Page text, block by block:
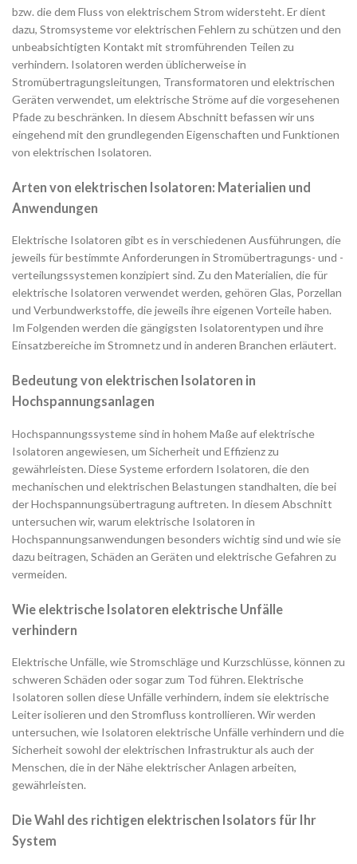
bzw. die dem Fluss von elektrischem Strom widersteht. Er dient
dazu, Stromsysteme vor elektrischen Fehlern zu schützen und den
unbeabsichtigten Kontakt mit stromführenden Teilen zu
verhindern. Isolatoren werden üblicherweise in
Stromübertragungsleitungen, Transformatoren und elektrischen
Geräten verwendet, um elektrische Ströme auf die vorgesehenen
Pfade zu beschränken. In diesem Abschnitt befassen wir uns
eingehend mit den grundlegenden Eigenschaften und Funktionen
von elektrischen Isolatoren.
Arten von elektrischen Isolatoren: Materialien und
Anwendungen
Elektrische Isolatoren gibt es in verschiedenen Ausführungen, die
jeweils für bestimmte Anforderungen in Stromübertragungs- und -
verteilungssystemen konzipiert sind. Zu den Materialien, die für
elektrische Isolatoren verwendet werden, gehören Glas, Porzellan
und Verbundwerkstoffe, die jeweils ihre eigenen Vorteile haben.
Im Folgenden werden die gängigsten Isolatorentypen und ihre
Einsatzbereiche im Stromnetz und in anderen Branchen erläutert.
Bedeutung von elektrischen Isolatoren in
Hochspannungsanlagen
Hochspannungssysteme sind in hohem Maße auf elektrische
Isolatoren angewiesen, um Sicherheit und Effizienz zu
gewährleisten. Diese Systeme erfordern Isolatoren, die den
mechanischen und elektrischen Belastungen standhalten, die bei
der Hochspannungsübertragung auftreten. In diesem Abschnitt
untersuchen wir, warum elektrische Isolatoren in
Hochspannungsanwendungen besonders wichtig sind und wie sie
dazu beitragen, Schäden an Geräten und elektrische Gefahren zu
vermeiden.
Wie elektrische Isolatoren elektrische Unfälle
verhindern
Elektrische Unfälle, wie Stromschläge und Kurzschlüsse, können zu
schweren Schäden oder sogar zum Tod führen. Elektrische
Isolatoren sollen diese Unfälle verhindern, indem sie elektrische
Leiter isolieren und den Stromfluss kontrollieren. Wir werden
untersuchen, wie Isolatoren elektrische Unfälle verhindern und die
Sicherheit sowohl der elektrischen Infrastruktur als auch der
Menschen, die in der Nähe elektrischer Anlagen arbeiten,
gewährleisten.
Die Wahl des richtigen elektrischen Isolators für Ihr
System